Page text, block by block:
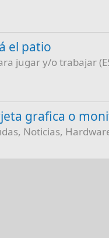
el patio
jugar y/o trabajar
grafica o
Noticias,